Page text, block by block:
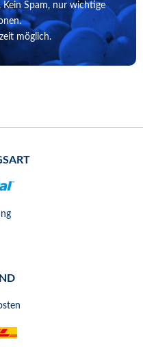
Kein Spam, nur wichtige
möglich.